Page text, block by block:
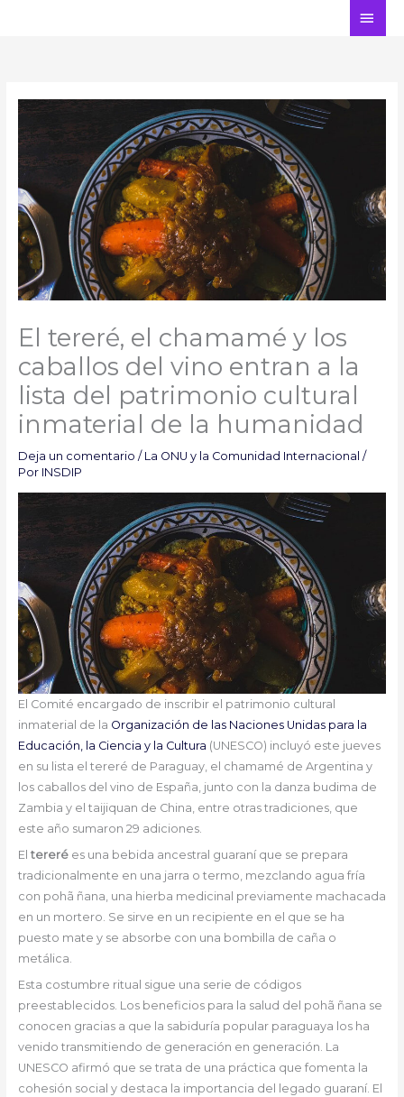
El tereré, el chamamé y los
caballos del vino entran a la
lista del patrimonio cultural
inmaterial de la humanidad
Deja un comentario / La ONU y la Comunidad Internacional /
Por INSDIP
El Comité encargado de inscribir el patrimonio cultural
inmaterial de la Organización de las Naciones Unidas para la
Educación, la Ciencia y la Cultura (UNESCO) incluyó este jueves
en su lista el tereré de Paraguay, el chamamé de Argentina y
los caballos del vino de España, junto con la danza budima de
Zambia y el taijiquan de China, entre otras tradiciones, que
este año sumaron 29 adiciones.
El tererées una bebida ancestral guaraní que se prepara
tradicionalmente en una jarra o termo, mezclando agua fría
con pohã ñana, una hierba medicinal previamente machacada
en un mortero. Se sirve en un recipiente en el que se ha
puesto mate y se absorbe con una bombilla de caña o
metálica.
Esta costumbre ritual sigue una serie de códigos
preestablecidos. Los beneficios para la salud del pohã ñana se
conocen gracias a que la sabiduría popular paraguaya los ha
venido transmitiendo de generación en generación. La
UNESCO afirmó que se trata de una práctica que fomenta la
cohesión social y destaca la importancia del legado guaraní. El